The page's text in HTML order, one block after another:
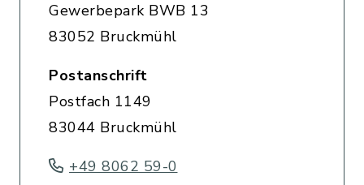
Gewerbepark BWB 13
83052 Bruckmühl
Postanschrift
Postfach 1149
83044 Bruckmühl
+49 8062 59-0